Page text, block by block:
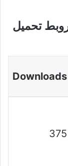
تحميل
Downloads
375